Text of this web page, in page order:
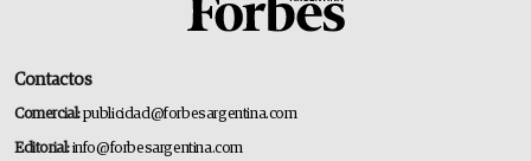
Contactos
Comercial:publicidad@forbesargentina.com
Editorial:info@forbesargentina.com